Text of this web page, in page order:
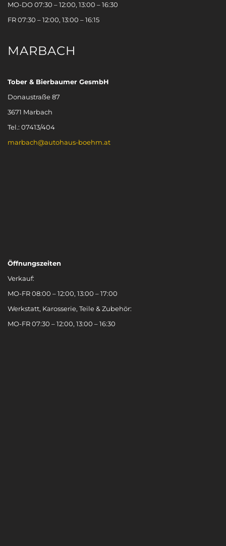
MO-DO 07:30 – 12:00, 13:00 – 16:30
FR 07:30 – 12:00, 13:00 – 16:15
MARBACH
Tober & Bierbaumer GesmbH
Donaustraße 87
3671 Marbach
Tel.: 07413/404
marbach@autohaus-boehm.at
Öffnungszeiten
Verkauf:
MO-FR 08:00 – 12:00, 13:00 – 17:00
Werkstatt, Karosserie, Teile & Zubehör:
MO-FR 07:30 – 12:00, 13:00 – 16:30